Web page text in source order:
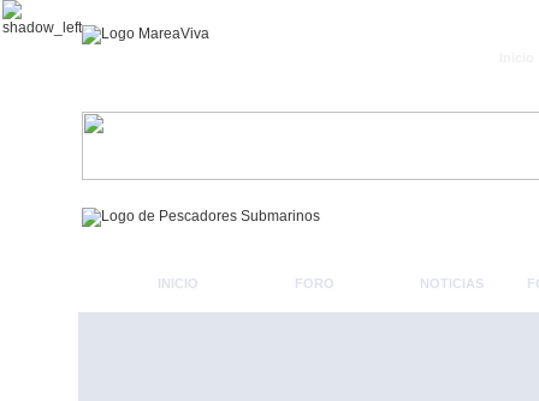
INICIO FORO NOTICIAS